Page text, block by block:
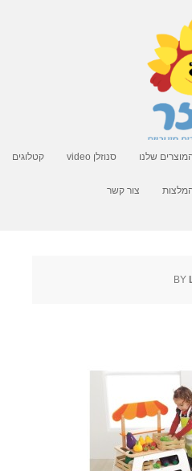
שלנו סנוזלן video קטלוגים
צור קשר